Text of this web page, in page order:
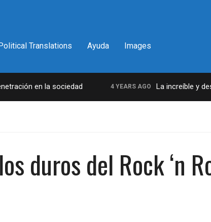
Translations Ayuda Images
en la sociedad 4 YEARS AGO La increíble y
duros del Rock ‘n